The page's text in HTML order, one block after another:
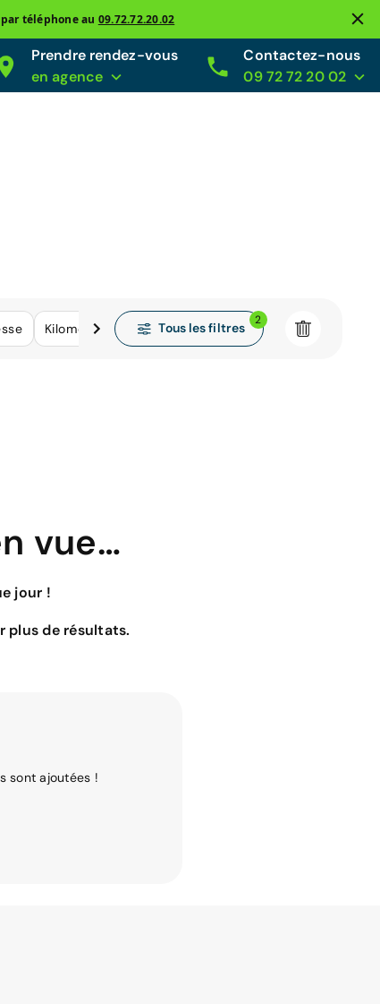
téléphone au 09.72.72.20.02
Prendre rendez-vous
en agence
Contactez-nous
09 72 72 20 02
Kilométrage Tous les filtres
2
vue…
jour !
plus de résultats.
sont ajoutées !